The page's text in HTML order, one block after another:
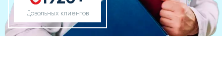
Довольных клиентов